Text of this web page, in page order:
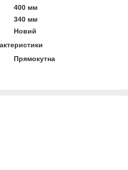
400 мм
340 мм
Новий
Прямокутна